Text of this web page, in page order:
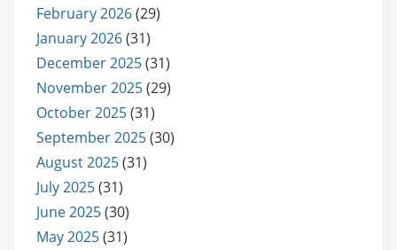
February 2026(29)
January 2026(31)
December 2025(31)
November 2025(29)
October 2025(31)
September 2025(30)
August 2025(31)
July 2025(31)
June 2025(30)
May 2025(31)